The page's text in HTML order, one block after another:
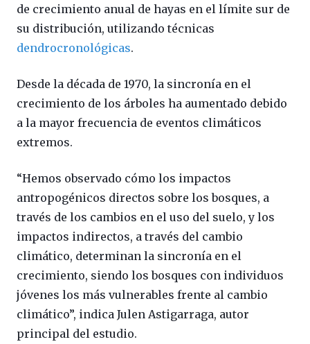
de crecimiento anual de hayas en el límite sur de
su distribución, utilizando técnicas
dendrocronológicas.
Desde la década de 1970, la sincronía en el
crecimiento de los árboles ha aumentado debido
a la mayor frecuencia de eventos climáticos
extremos.
“Hemos observado cómo los impactos
antropogénicos directos sobre los bosques, a
través de los cambios en el uso del suelo, y los
impactos indirectos, a través del cambio
climático, determinan la sincronía en el
crecimiento, siendo los bosques con individuos
jóvenes los más vulnerables frente al cambio
climático”, indica Julen Astigarraga, autor
principal del estudio.